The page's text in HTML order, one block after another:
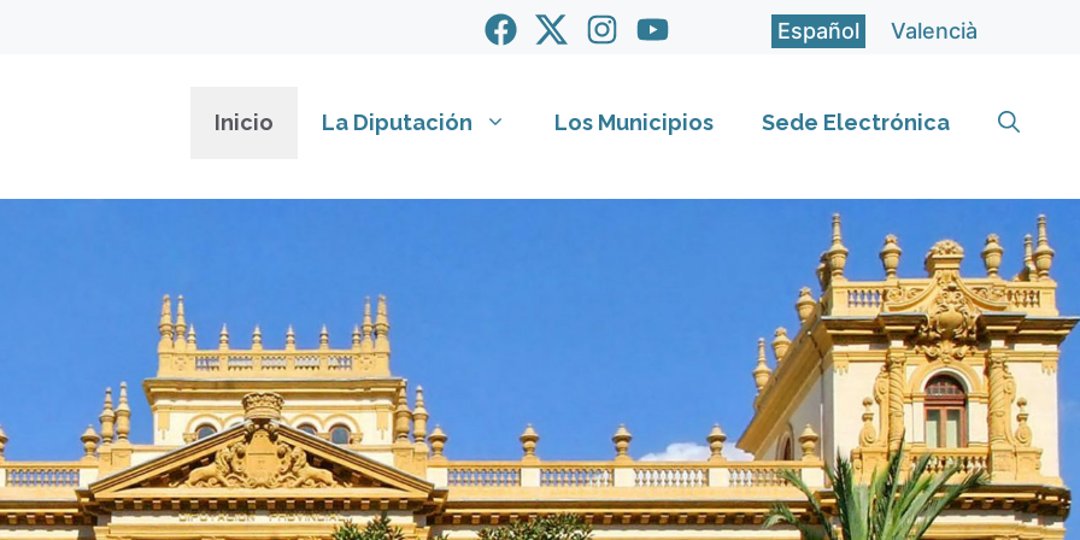
Español Valencià
Inicio La Diputación Los Municipios Sede Electrónica